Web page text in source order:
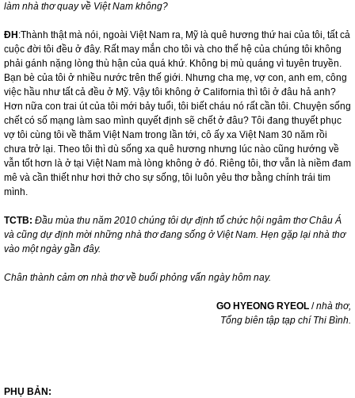
làm nhà thơ quay về ViệtNam không?
ĐH :Thành thật mà nói, ngoài Việt Nam ra, Mỹ là quê hương thứ hai của tôi, tất cả
cuộc đời tôi đều ở đây. Rất may mắn cho tôi và cho thế hệ của chúng tôi không
phải gánh nặng lòng thù hận của quá khứ. Không bị mù quáng vì tuyên truyền.
Bạn bè của tôi ở nhiều nước trên thế giới. Nhưng cha mẹ, vợ con, anh em, công
việc hầu như tất cả đều ở Mỹ. Vậy tôi không ở California thì tôi ở đâu hả anh?
Hơn nữa con trai út của tôi mới bảy tuổi, tôi biết cháu nó rất cần tôi. Chuyện sống
chết có số mạng làm sao mình quyết định sẽ chết ở đâu? Tôi đang thuyết phục
vợ tôi cùng tôi về thăm Việt Nam trong lần tới, cô ấy xa Việt Nam 30 năm rồi
chưa trở lại. Theo tôi thì dù sống xa quê hương nhưng lúc nào cũng hướng về
vẫn tốt hơn là ở tại Việt Nam mà lòng không ở đó. Riêng tôi, thơ vẫn là niềm đam
mê và cần thiết như hơi thở cho sự sống, tôi luôn yêu thơ bằng chính trái tim
mình.
TCTB: Đầu mùa thu năm 2010 chúng tôi dự định tổ chức hội ngâm thơ Châu Á
và cũng dự định mời những nhà thơ đang sống ở ViệtNam. Hẹn gặp lại nhà thơ
vào một ngày gần đây.
Chân thành cảm ơn nhà thơ về buổi phỏng vấn ngày hôm nay.
GO HYEONG RYEOL /nhà thơ,
Tổng biên tập tạp chí Thi Bình.
PHỤ BẢN: